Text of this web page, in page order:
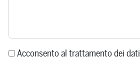
Acconsento al trattamento dei dati